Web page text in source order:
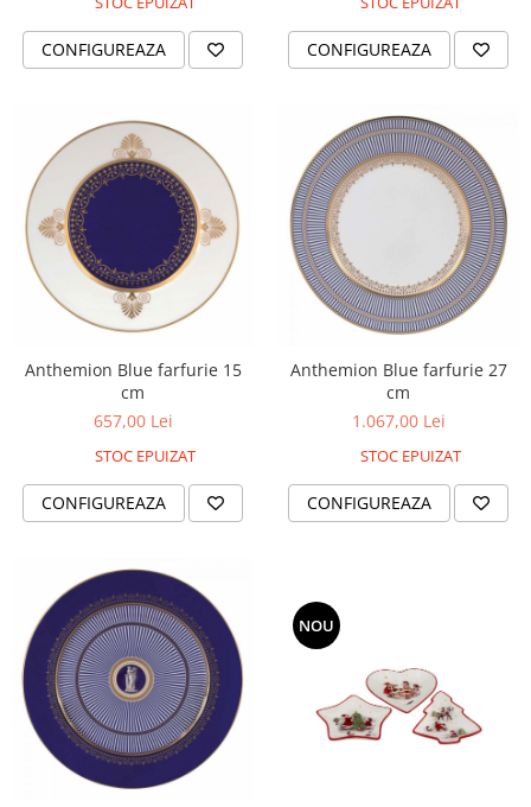
CELESTIAL PLATINUM
JASPER CONRAN GOLD
RENAISSANCE GOLD
ANTHEMION BLUE
BUTTERFLY BLOOM
OLD COUNTRY ROSES
PASHMINA
SIGNET PLATINUM
CELESTIAL GOLD
CHINOISERIE WHITE
JASPER CONRAN WHITE
GILDED MUSE
WONDERLUST
KINGSLEY
SERENDIPITY GOLD
SERENDIPITY PLATINUM
CHELSEA
MEDICEA
CELESTIAL
PATCHWORK WILLOW
CONFIGUREAZA CONFIGUREAZA
Anthemion Blue farfurie 15
cm
657,00 Lei
STOC EPUIZAT
CONFIGUREAZA
Anthemion Blue farfurie 27
cm
1.067,00 Lei
STOC EPUIZAT
CONFIGUREAZA
NOU